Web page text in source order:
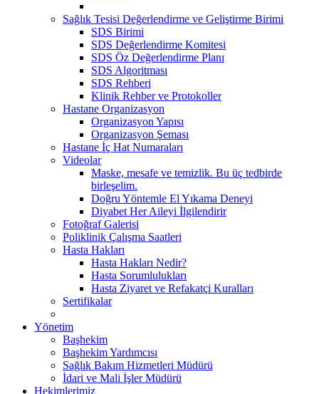
Sağlık Tesisi Değerlendirme ve Geliştirme Birimi
SDS Birimi
SDS Değerlendirme Komitesi
SDS Öz Değerlendirme Planı
SDS Algoritması
SDS Rehberi
Klinik Rehber ve Protokoller
Hastane Organizasyon
Organizasyon Yapısı
Organizasyon Şeması
Hastane İç Hat Numaraları
Videolar
Maske, mesafe ve temizlik. Bu üç tedbirde
birleşelim.
Doğru Yöntemle El Yıkama Deneyi
Diyabet Her Aileyi İlgilendirir
Fotoğraf Galerisi
Poliklinik Çalışma Saatleri
Hasta Hakları
Hasta Hakları Nedir?
Hasta Sorumlulukları
Hasta Ziyaret ve Refakatçi Kuralları
Sertifikalar
Yönetim
Başhekim
Başhekim Yardımcısı
Sağlık Bakım Hizmetleri Müdürü
İdari ve Mali İşler Müdürü
Hekimlerimiz